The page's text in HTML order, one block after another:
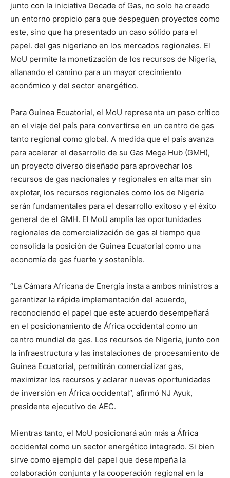
junto con la iniciativa Decade of Gas, no solo ha creado
un entorno propicio para que despeguen proyectos como
este, sino que ha presentado un caso sólido para el
papel. del gas nigeriano en los mercados regionales. El
MoU permite la monetización de los recursos de Nigeria,
allanando el camino para un mayor crecimiento
económico y del sector energético.
Para Guinea Ecuatorial, el MoU representa un paso crítico
en el viaje del país para convertirse en un centro de gas
tanto regional como global. A medida que el país avanza
para acelerar el desarrollo de su Gas Mega Hub (GMH),
un proyecto diverso diseñado para aprovechar los
recursos de gas nacionales y regionales en alta mar sin
explotar, los recursos regionales como los de Nigeria
serán fundamentales para el desarrollo exitoso y el éxito
general de el GMH. El MoU amplía las oportunidades
regionales de comercialización de gas al tiempo que
consolida la posición de Guinea Ecuatorial como una
economía de gas fuerte y sostenible.
“La Cámara Africana de Energía insta a ambos ministros a
garantizar la rápida implementación del acuerdo,
reconociendo el papel que este acuerdo desempeñará
en el posicionamiento de África occidental como un
centro mundial de gas. Los recursos de Nigeria, junto con
la infraestructura y las instalaciones de procesamiento de
Guinea Ecuatorial, permitirán comercializar gas,
maximizar los recursos y aclarar nuevas oportunidades
de inversión en África occidental”, afirmó NJ Ayuk,
presidente ejecutivo de AEC.
Mientras tanto, el MoU posicionará aún más a África
occidental como un sector energético integrado. Si bien
sirve como ejemplo del papel que desempeña la
colaboración conjunta y la cooperación regional en la